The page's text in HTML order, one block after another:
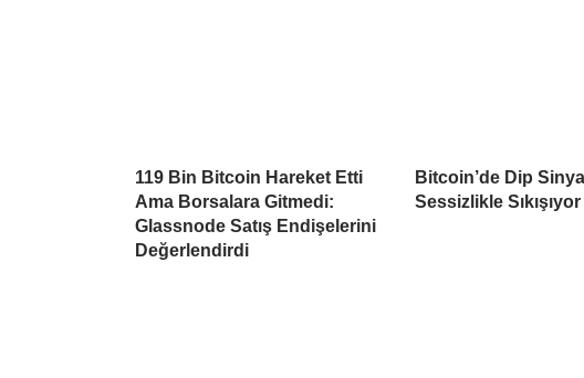
119 Bin Bitcoin Hareket Etti
Ama Borsalara Gitmedi:
Glassnode Satış Endişelerini
Değerlendirdi
Bitcoin’de Dip
Sessizlikle Sıkışıyor